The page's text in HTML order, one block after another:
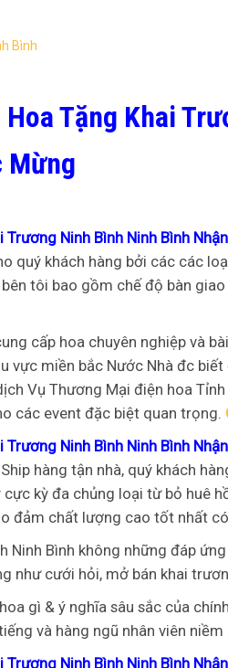
Tặng Khai
Mừng
Trương Ninh Bình Ninh Bình
quý khách hàng bởi các các
tôi bao gồm chế độ bàn
cấp hoa chuyên nghiệp và
vực miền bắc Nước Nhà đc
Vụ Thương Mại điện hoa
các event đặc biệt quan trọng.
Trương Ninh Bình Ninh Bình
hàng tận nhà, quý khách
kỳ đa chủng loại từ bỏ huê
đảm chất lượng cao tốt nhất
Ninh Bình không những đáp
như cưới hỏi, mở bán khai
gì & ý nghĩa sâu sắc của
và hàng ngũ nhân viên
Trương Ninh Bình Ninh Bình